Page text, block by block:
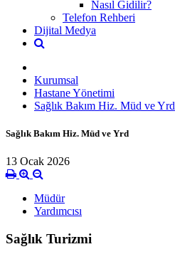
Nasıl Gidilir?
Telefon Rehberi
Dijital Medya
Kurumsal
Hastane Yönetimi
Sağlık Bakım Hiz. Müd ve Yrd
Sağlık Bakım Hiz. Müd ve Yrd
13 Ocak 2026
Müdür
Yardımcısı
Sağlık Turizmi